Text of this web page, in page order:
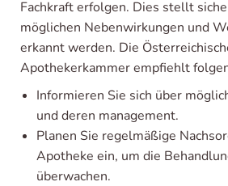
Fachkraft erfolgen. Dies stellt
möglichen Nebenwirkungen und
erkannt werden. Die
Apothekerkammer empfiehlt
Informieren Sie sich über
und deren management.
Planen Sie regelmäßige
Apotheke ein, um die
überwachen.